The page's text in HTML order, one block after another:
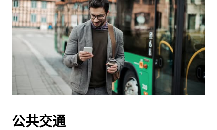
公共交通